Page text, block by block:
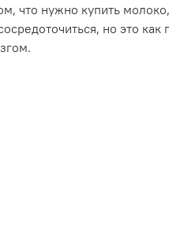
что нужно купить
но это